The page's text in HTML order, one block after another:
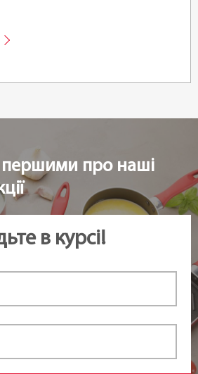
першими про наші
в курсі!